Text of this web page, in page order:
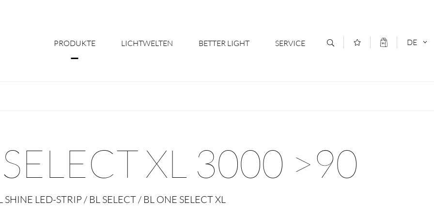
PRODUKTE LICHTWELTEN BETTER LIGHT
Licht nach Maß - Ihr Mehrwert
SERVICE
Downloads & Formulare
DE
XL 3000 >90
SHINE LED-STRIP / BL SELECT / BL ONE SELECT XL